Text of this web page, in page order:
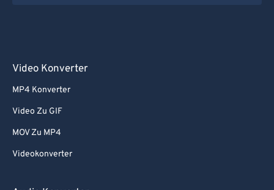
Video Konverter
MP4 Konverter
Video Zu GIF
MOV Zu MP4
Videokonverter